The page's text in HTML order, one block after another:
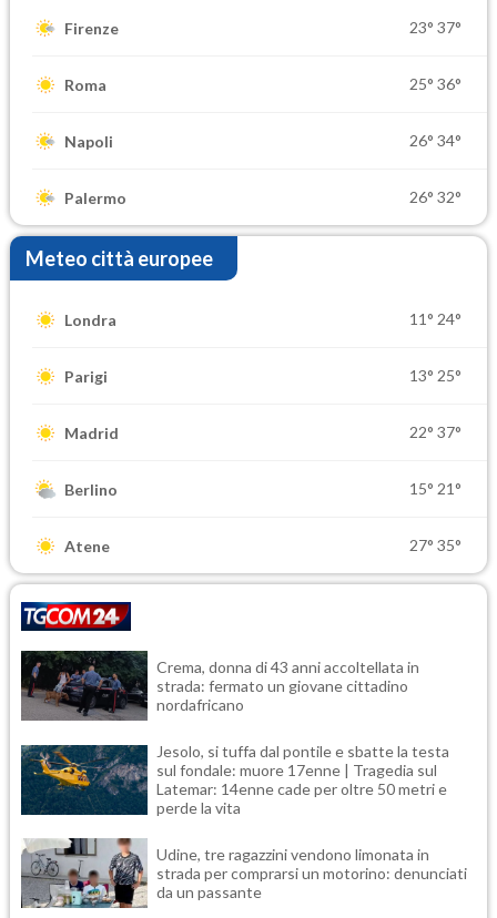
Firenze 23° 37°
Roma 25° 36°
Napoli 26° 34°
Palermo 26° 32°
Meteo città europee
Londra 11° 24°
Parigi 13° 25°
Madrid 22° 37°
Berlino 15° 21°
Atene 27° 35°
Crema, donna di 43 anni accoltellata in
strada: fermato un giovane cittadino
nordafricano
Jesolo, si tuffa dal pontile e sbatte la testa
sul fondale: muore 17enne | Tragedia sul
Latemar: 14enne cade per oltre 50 metri e
perde la vita
Udine, tre ragazzini vendono limonata in
strada per comprarsi un motorino: denunciati
da un passante